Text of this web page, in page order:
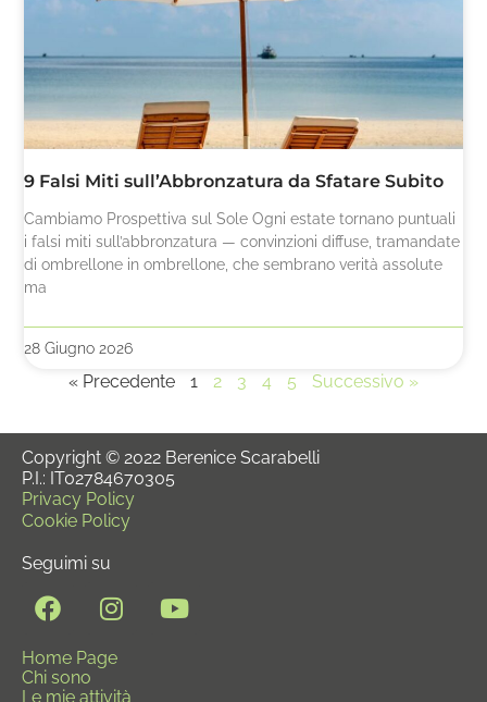
9 Falsi Miti sull’Abbronzatura da Sfatare Subito
Cambiamo Prospettiva sul Sole Ogni estate tornano puntuali
i falsi miti sull’abbronzatura — convinzioni diffuse, tramandate
di ombrellone in ombrellone, che sembrano verità assolute
ma
28 Giugno 2026
« Precedente 1 2 3 4 5 Successivo »
Copyright © 2022 Berenice Scarabelli
P.I.: IT02784670305
Privacy Policy
Cookie Policy
Seguimi su
Home Page
Chi sono
Le mie attività